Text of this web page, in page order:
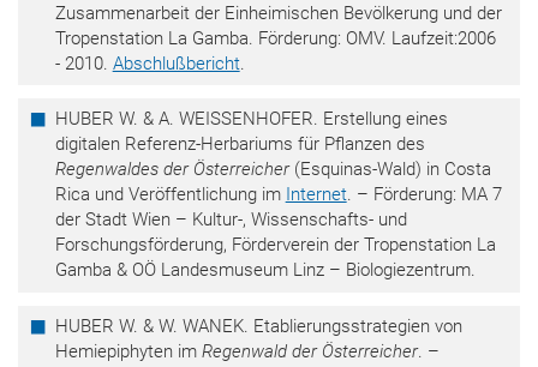
Zusammenarbeit der Einheimischen Bevölkerung und der
Tropenstation La Gamba. Förderung: OMV. Laufzeit:2006
- 2010. Abschlußbericht.
HUBER W. & A. WEISSENHOFER. Erstellung eines
digitalen Referenz-Herbariums für Pflanzen des
Regenwaldes der Österreicher(Esquinas-Wald) in Costa
Rica und Veröffentlichung im Internet. – Förderung: MA 7
der Stadt Wien – Kultur-, Wissenschafts- und
Forschungsförderung, Förderverein der Tropenstation La
Gamba & OÖ Landesmuseum Linz – Biologiezentrum.
HUBER W. & W. WANEK. Etablierungsstrategien von
Hemiepiphyten im Regenwald der Österreicher. –